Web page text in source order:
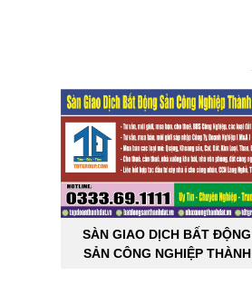
SÀN GIAO DỊCH BẤT ĐỘNG
SẢN CÔNG NGHIỆP THÀNH